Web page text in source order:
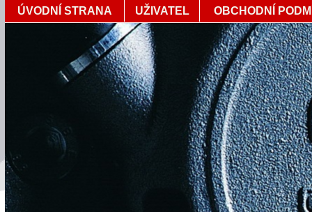
ÚVODNÍ STRANA UŽIVATEL OBCHODNÍ